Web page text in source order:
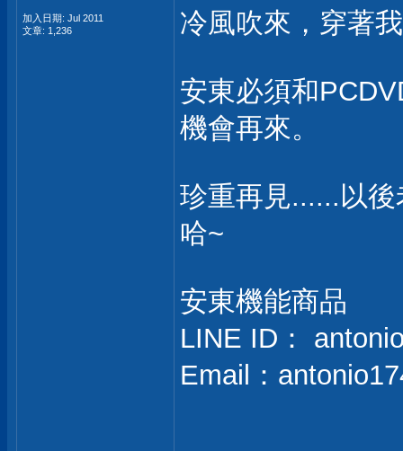
加入日期: Jul 2011
文章: 1,236
冷風吹來，穿著
安東必須和
機會再來。
珍重再見......以
哈~
安東機能商品
LINE ID：
Email：